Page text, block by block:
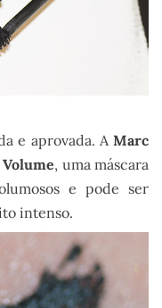
e aprovada. A Marc
, uma máscara
e pode ser
intenso.